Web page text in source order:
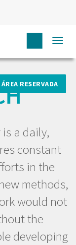
ÁREA RESERVADA
a daily,
constant
in the
methods,
would not
the
developing